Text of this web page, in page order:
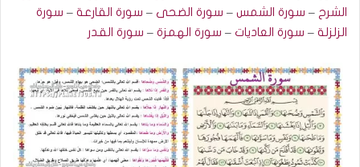
الشرح – سورة الشمس – سورة الضحى – سورة القارعة – سورة
الزلزلة – سورة العاديات – سورة الهمزة – سورة القدر